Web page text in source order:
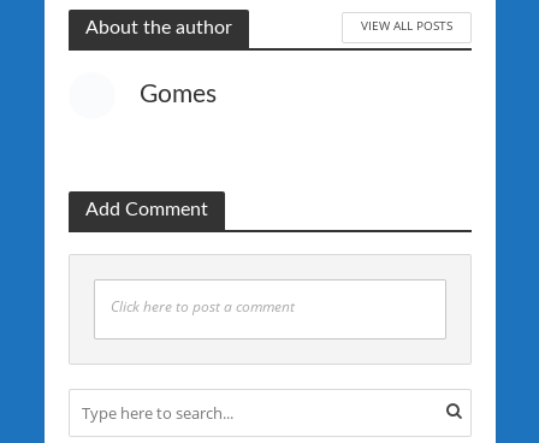
About the author VIEW ALL POSTS
Gomes
Add Comment
Click here to post a comment